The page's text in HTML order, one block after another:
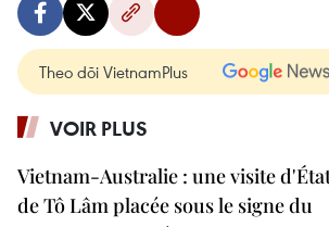
Theo dõi VietnamPlus
VOIR PLUS
Vietnam-Australie : une visite
de Tô Lâm placée sous le signe du